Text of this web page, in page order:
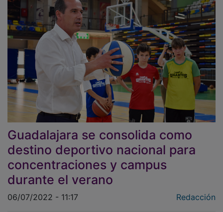
Guadalajara se consolida como
destino deportivo nacional para
concentraciones y campus
durante el verano